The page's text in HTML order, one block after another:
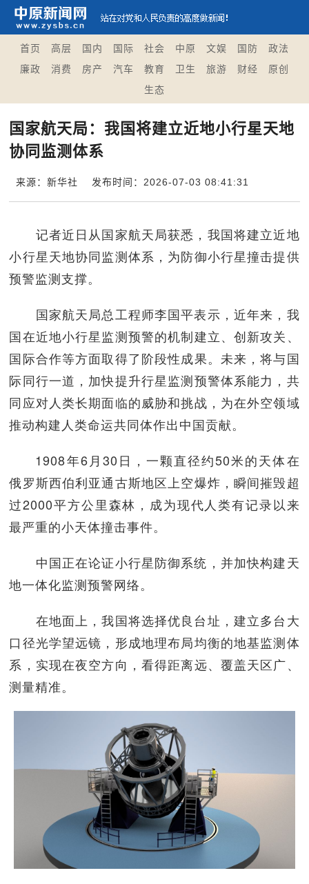
首页 高层 国内 国际 社会 中原 文娱 国防
政法
廉政
消费 房产 汽车 教育 卫生 旅游 财经
原创
生态
国家航天局：我国将建立近地小行星天地
协同监测体系
来源：新华社 发布时间：2026-07-03 08:41:31
记者近日从国家航天局获悉，我国将建立近地
小行星天地协同监测体系，为防御小行星撞击提供
预警监测支撑。
国家航天局总工程师李国平表示，近年来，我
国在近地小行星监测预警的机制建立、创新攻关、
国际合作等方面取得了阶段性成果。未来，将与国
际同行一道，加快提升行星监测预警体系能力，共
同应对人类长期面临的威胁和挑战，为在外空领域
推动构建人类命运共同体作出中国贡献。
1908年6月30日，一颗直径约50米的天体在
俄罗斯西伯利亚通古斯地区上空爆炸，瞬间摧毁超
过2000平方公里森林，成为现代人类有记录以来
最严重的小天体撞击事件。
中国正在论证小行星防御系统，并加快构建天
地一体化监测预警网络。
在地面上，我国将选择优良台址，建立多台大
口径光学望远镜，形成地理布局均衡的地基监测体
系，实现在夜空方向，看得距离远、覆盖天区广、
测量精准。